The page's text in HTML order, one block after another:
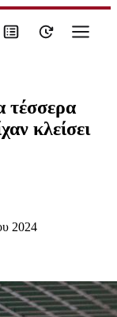
τέσσερα
κλείσει
2024